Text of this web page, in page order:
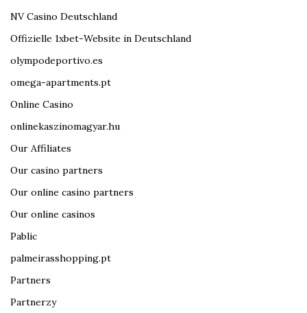
NV Casino Deutschland
Offizielle 1xbet-Website in Deutschland
olympodeportivo.es
omega-apartments.pt
Online Casino
onlinekaszinomagyar.hu
Our Affiliates
Our casino partners
Our online casino partners
Our online casinos
Pablic
palmeirasshopping.pt
Partners
Partnerzy